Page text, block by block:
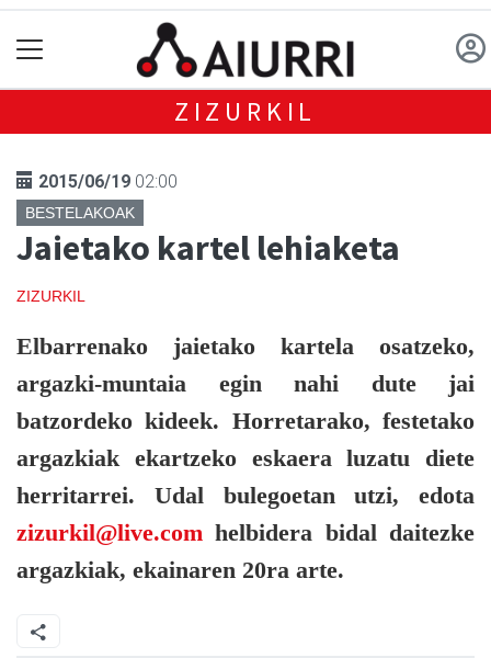
ZIZURKIL
2015/06/19 02:00
BESTELAKOAK
Jaietako kartel lehiaketa
ZIZURKIL
Elbarrenako jaietako kartela osatzeko,
argazki-muntaia egin nahi dute jai
batzordeko kideek. Horretarako, festetako
argazkiak ekartzeko eskaera luzatu diete
herritarrei. Udal bulegoetan utzi, edota
zizurkil@live.com helbidera bidal daitezke
argazkiak, ekainaren 20ra arte.